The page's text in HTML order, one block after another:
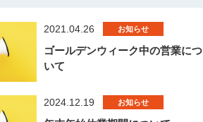
2021.04.26 お知らせ
ゴールデンウィーク中の営業につ
いて
2024.12.19 お知らせ